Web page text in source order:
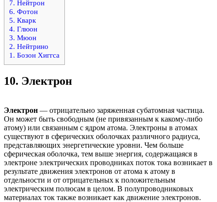
7. Нейтрон
6. Фотон
5. Кварк
4. Глюон
3. Мюон
2. Нейтрино
1. Бозон Хиггса
10. Электрон
Электрон — отрицательно заряженная субатомная частица.
Он может быть свободным (не привязанным к какому-либо
атому) или связанным с ядром атома. Электроны в атомах
существуют в сферических оболочках различного радиуса,
представляющих энергетические уровни. Чем больше
сферическая оболочка, тем выше энергия, содержащаяся в
электроне электрических проводниках поток тока возникает в
результате движения электронов от атома к атому в
отдельности и от отрицательных к положительным
электрическим полюсам в целом. В полупроводниковых
материалах ток также возникает как движение электронов.